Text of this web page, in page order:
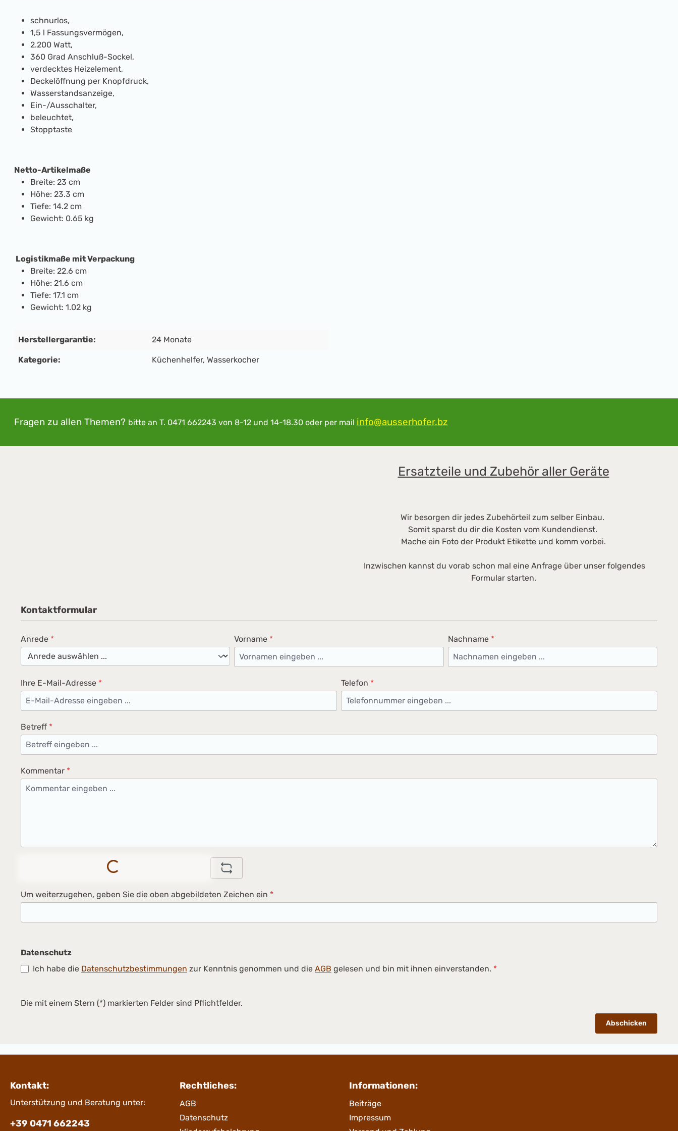
schnurlos,
1,5 l Fassungsvermögen,
2.200 Watt,
360 Grad Anschluß-Sockel,
verdecktes Heizelement,
Deckelöffnung per Knopfdruck,
Wasserstandsanzeige,
Ein-/Ausschalter,
beleuchtet,
Stopptaste
Netto-Artikelmaße
Breite: 23 cm
Höhe: 23.3 cm
Tiefe: 14.2 cm
Gewicht: 0.65 kg
Logistikmaße mit Verpackung
Breite: 22.6 cm
Höhe: 21.6 cm
Tiefe: 17.1 cm
Gewicht: 1.02 kg
Herstellergarantie: 24 Monate
Kategorie: Küchenhelfer, Wasserkocher
Fragen zu allen Themen? bitte an T. 0471 662243 von 8-12 und 14-18.30 oder per mail info@ausserhofer.bz
Ersatzteile und Zubehör aller Geräte
Wir besorgen dir jedes Zubehörteil zum selber Einbau.
Somit sparst du dir die Kosten vom Kundendienst.
Mache ein Foto der Produkt Etikette und komm vorbei.
Inzwischen kannst du vorab schon mal eine Anfrage über unser folgendes
Formular starten.
Kontaktformular
Anrede * Vorname * Nachname *
Ihre E-Mail-Adresse * Telefon *
Betreff *
Kommentar *
Loading...
Um weiterzugehen, geben Sie die oben abgebildeten Zeichen ein *
Datenschutz
Ich habe die Datenschutzbestimmungen zur Kenntnis genommen und die AGB gelesen und bin mit ihnen einverstanden. *
Die mit einem Stern (*) markierten Felder sind Pflichtfelder.
Abschicken
Kontakt:
Unterstützung und Beratung unter:
+39 0471 662243
Rechtliches:
AGB
Datenschutz
Informationen:
Beiträge
Impressum